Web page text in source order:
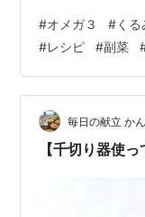
口にいかがでしょ
【所要時間】 15
み：一掴み塩：小
り方】 (1) 人参は
み、5分ほど置い
適度に潰してお
#オメガ３ #くる
#レシピ #副菜
毎日の献立 か
【千切り器使